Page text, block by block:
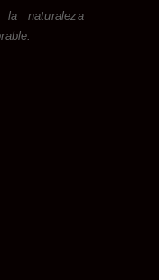
la naturaleza
.